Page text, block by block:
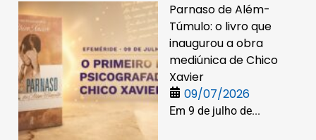
Parnaso de Além-
Túmulo: o livro que
inaugurou a obra
mediúnica de Chico
Xavier
09/07/2026
Em 9 de julho de...